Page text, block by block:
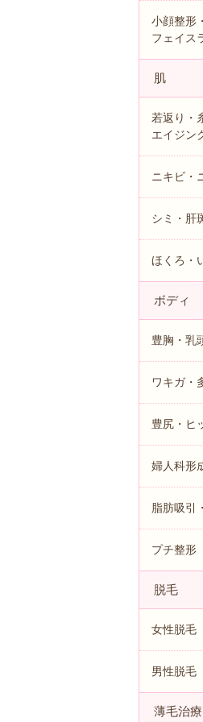
小顔整形
フェイス
肌
若返り・
エイジン
ニキビ・
シミ・肝
ほくろ・
ボディ
豊胸・乳
ワキガ・
豊尻・ヒ
婦人科形
脂肪吸引
プチ整形
脱毛
女性脱毛
男性脱毛
薄毛治療